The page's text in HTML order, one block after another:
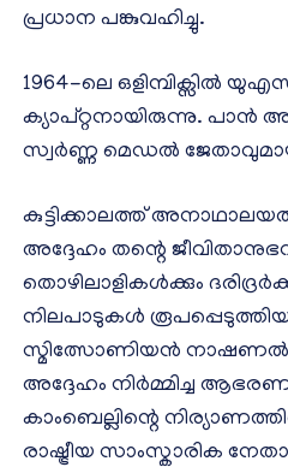
പ്രധാന പങ്കുവഹിച്ചു.
1964-ലെ ഒളിമ്പിക്സിൽ
ക്യാപ്റ്റനായിരുന്നു. പാൻ
സ്വർണ്ണ മെഡൽ
കുട്ടിക്കാലത്ത്
അദ്ദേഹം തന്റെ
തൊഴിലാളികൾക്കും
നിലപാടുകൾ
സ്മിത്സോണിയൻ നാഷണൽ
അദ്ദേഹം നിർമ്മിച്ച
കാംബെല്ലിന്റെ
രാഷ്ട്രീയ സാംസ്കാരിക